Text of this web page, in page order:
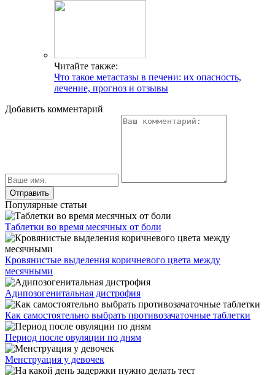
Читайте также:
Что такое метастазы в печени: их опасность,
лечение, прогноз и отзывы
Добавить комментарий
Популярные статьи
Таблетки во время месячных от боли
Кровянистые выделения коричневого цвета между
месячными
Адипозогенитальная дистрофия
Как самостоятельно выбрать противозачаточные таблетки
Период после овуляции по дням
Менструация у девочек